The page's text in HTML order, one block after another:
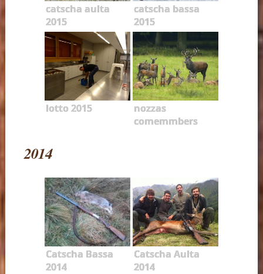
catscha aulta
2015
catscha bassa
2015
lotto 2015
nozzas
comemmbers
2014
Catscha Bassa
2014
Catscha Aulta
2014